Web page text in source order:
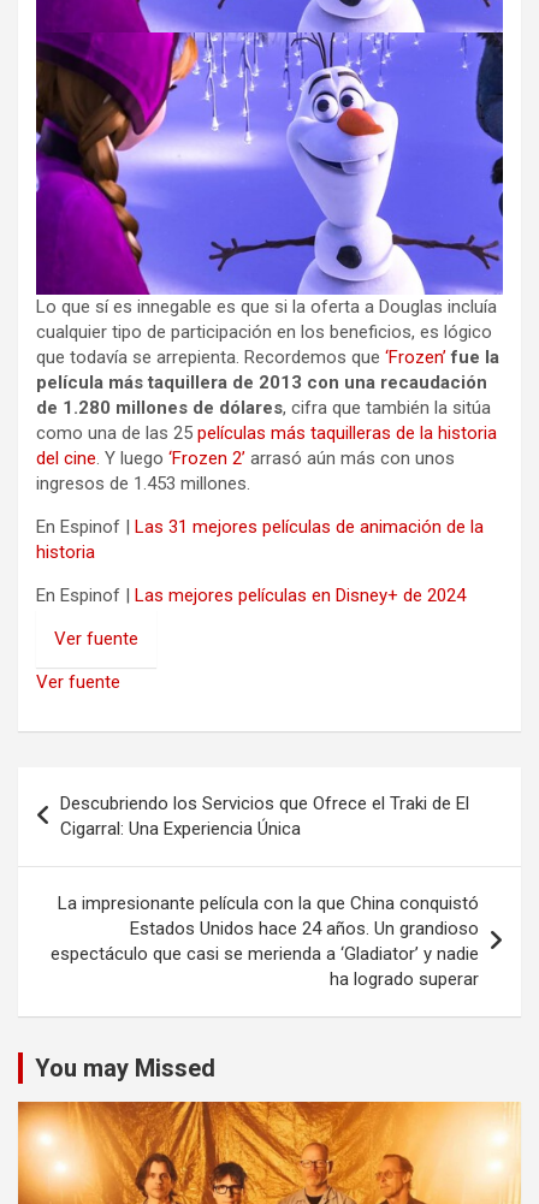
Lo que sí es innegable es que si la oferta a Douglas incluía
cualquier tipo de participación en los beneficios, es lógico
que todavía se arrepienta. Recordemos que ‘Frozen’ fue la
película más taquillera de 2013 con una recaudación
de 1.280 millones de dólares, cifra que también la sitúa
como una de las 25 películas más taquilleras de la historia
del cine. Y luego ‘Frozen 2’ arrasó aún más con unos
ingresos de 1.453 millones.
En Espinof | Las 31 mejores películas de animación de la
historia
En Espinof | Las mejores películas en Disney+ de 2024
Ver fuente
Ver fuente
de
entradas
Descubriendo los Servicios que Ofrece el Traki de El
Cigarral: Una Experiencia Única
La impresionante película con la que China conquistó
Estados Unidos hace 24 años. Un grandioso
espectáculo que casi se merienda a ‘Gladiator’ y nadie
ha logrado superar
You may Missed